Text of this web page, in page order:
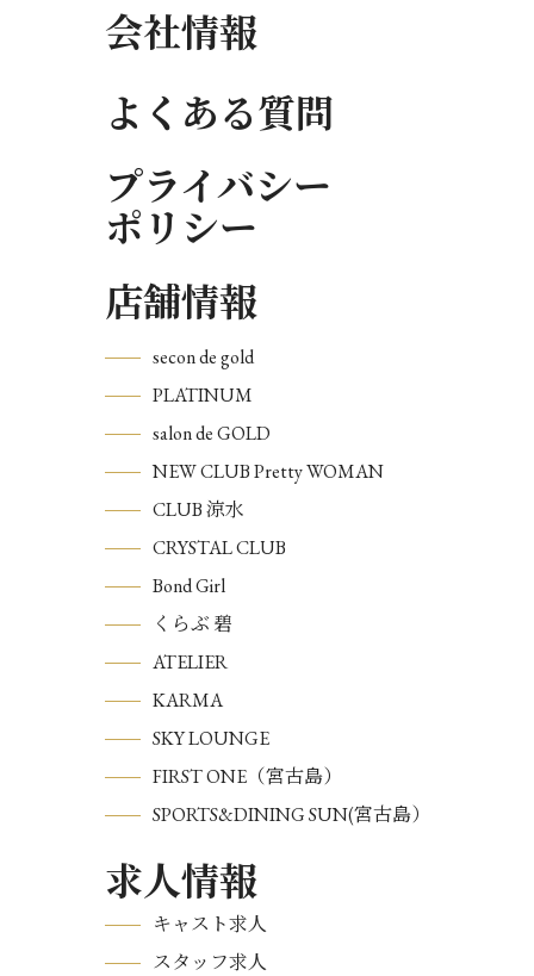
会社情報
よくある質問
プライバシー
ポリシー
店舗情報
secon de gold
PLATINUM
salon de GOLD
NEW CLUB Pretty WOMAN
CLUB 涼水
CRYSTAL CLUB
Bond Girl
くらぶ 碧
ATELIER
KARMA
SKY LOUNGE
FIRST ONE（宮古島）
SPORTS&DINING SUN(宮古島）
求人情報
キャスト求人
スタッフ求人